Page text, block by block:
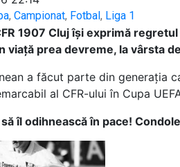
, Campionat, Fotbal, Liga 1
1907 Cluj își exprimă
viață prea devreme, la vârsta
a făcut parte din generația
al CFR-ului în Cupa
îl odihnească în pace!